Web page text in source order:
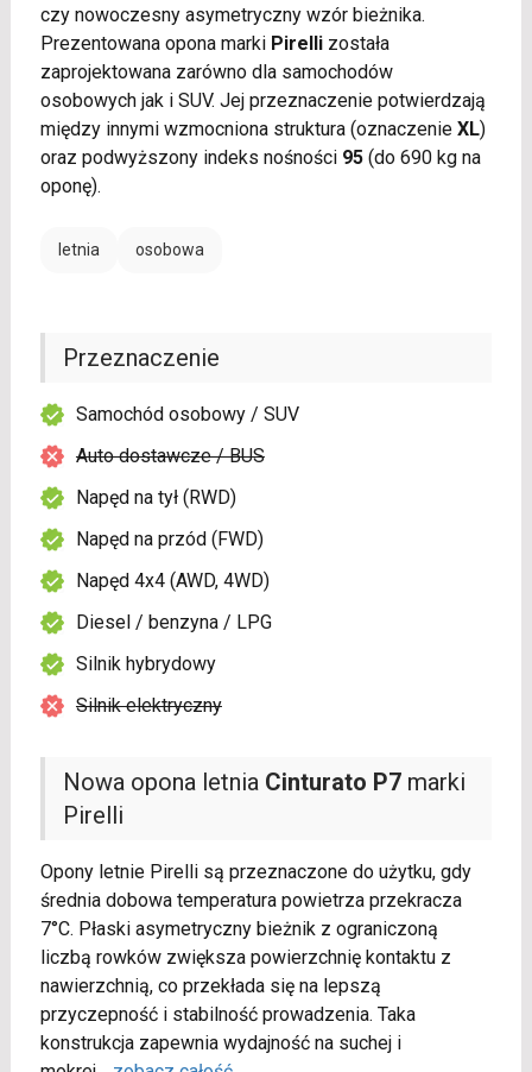
czy nowoczesny asymetryczny wzór bieżnika.
Prezentowana opona marki Pirellizostała
zaprojektowana zarówno dla samochodów
osobowych jak i SUV. Jej przeznaczenie potwierdzają
między innymi wzmocniona struktura (oznaczenie XL)
oraz podwyższony indeks nośności 95(do 690 kg na
oponę).
letnia osobowa
Nowa opona letnia Cinturato P7marki
Pirelli
Opony letnie Pirelli są przeznaczone do użytku, gdy
średnia dobowa temperatura powietrza przekracza
7°C. Płaski asymetryczny bieżnik z ograniczoną
liczbą rowków zwiększa powierzchnię kontaktu z
nawierzchnią, co przekłada się na lepszą
przyczepność i stabilność prowadzenia. Taka
konstrukcja zapewnia wydajność na suchej i
Przeznaczenie
Samochód osobowy / SUV
Auto dostawcze / BUS
Napęd na tył (RWD)
Napęd na przód (FWD)
Napęd 4x4 (AWD, 4WD)
Diesel / benzyna / LPG
Silnik hybrydowy
Silnik elektryczny